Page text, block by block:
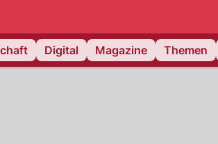
Digital Magazine Themen